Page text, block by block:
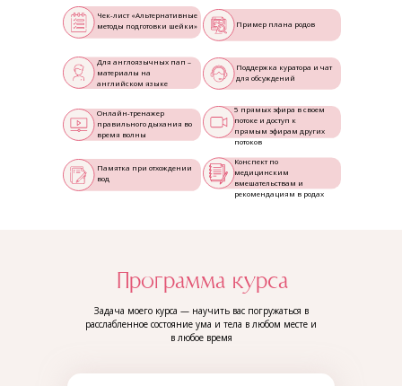
Чек-лист «Альтернативные
методы подготовки шейки»
Для англоязычных пап –
материалы на
английском языке
Памятка при отхождении
вод
Онлайн-тренажер
правильного дыхания во
время волны
Пример плана родов
Поддержка куратора и чат
для обсуждений
Конспект по
медицинским
вмешательствам и
рекомендациям в родах
5 прямых эфира в своем
потоке и доступ к
прямым эфирам других
потоков
Программа курса
Задача моего курса — научить вас погружаться в
расслабленное состояние ума и тела в любом месте и
в любое время